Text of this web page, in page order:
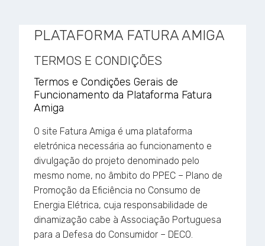
PLATAFORMA FATURA AMIGA
TERMOS E CONDIÇÕES
Termos e Condições Gerais de
Funcionamento da Plataforma Fatura
Amiga
O site Fatura Amiga é uma plataforma
eletrónica necessária ao funcionamento e
divulgação do projeto denominado pelo
mesmo nome, no âmbito do PPEC – Plano de
Promoção da Eficiência no Consumo de
Energia Elétrica, cuja responsabilidade de
dinamização cabe à Associação Portuguesa
para a Defesa do Consumidor – DECO.